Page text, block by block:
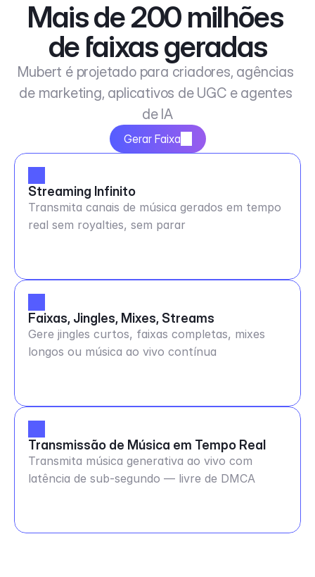
Mais de 200 milhões
de faixas geradas
Mubert é projetado para criadores, agências
de marketing, aplicativos de UGC e agentes
de IA
Gerar Faixa
Streaming Infinito
Transmita canais de música gerados em tempo
real sem royalties, sem parar
Faixas, Jingles, Mixes, Streams
Gere jingles curtos, faixas completas, mixes
longos ou música ao vivo contínua
Transmissão de Música em Tempo Real
Transmita música generativa ao vivo com
latência de sub-segundo — livre de DMCA